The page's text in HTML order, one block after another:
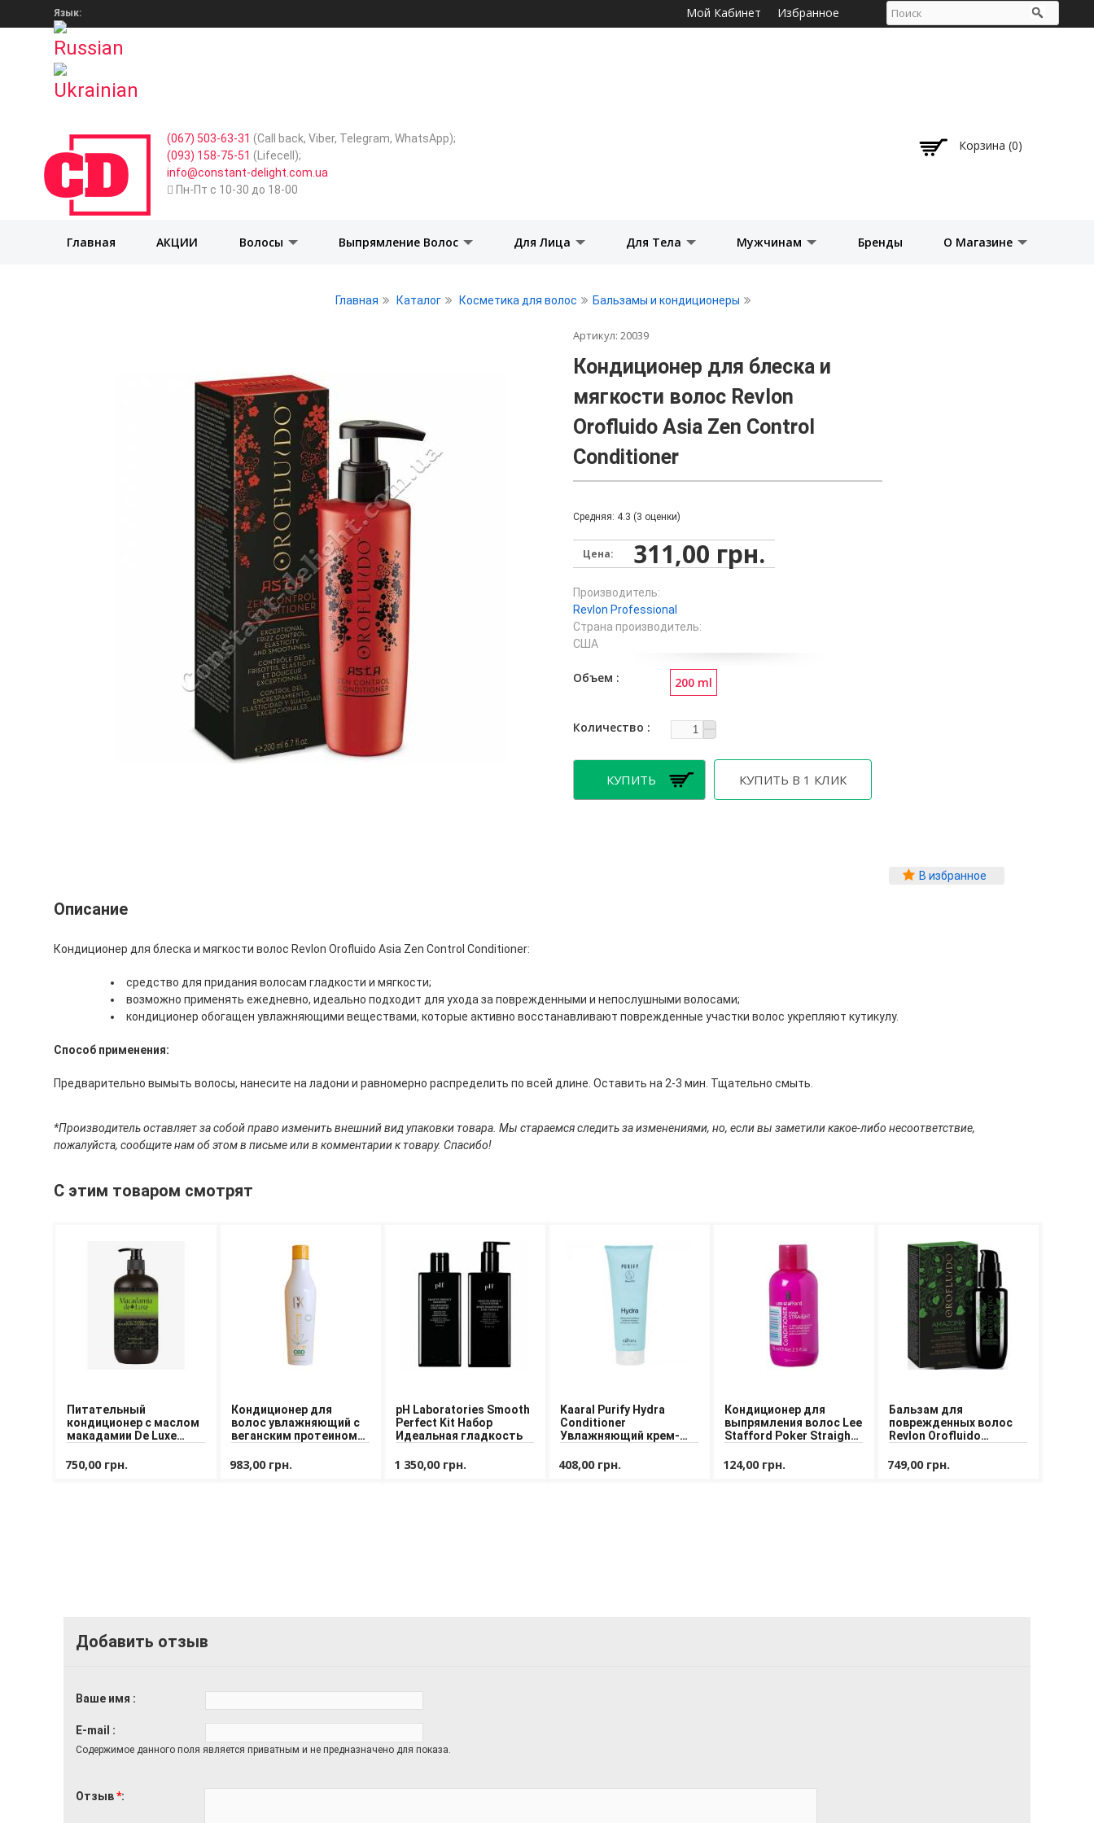
основному
Язык: Мой Кабинет Избранное
(067) 503-63-31 (Call back, Viber, Telegram, WhatsApp);
(093) 158-75-51 (Lifecell);
info@constant-delight.com.ua
Пн-Пт с 10-30 до 18-00
Корзина (0)
Главная АКЦИИ Волосы Выпрямление Волос Для Лица Для Тела Мужчинам Бренды О Магазине
Главная Каталог Косметика для волос Бальзамы и кондиционеры
Артикул:20039
Кондиционер для блеска и
мягкости волос Revlon
Orofluido Asia Zen Control
Conditioner
Средняя: 4.3 (3 оценки)
Цена: 311,00 грн.
Производитель:
Revlon Professional
Страна производитель:
США
Объем 200 ml
Количество
В избранное
Описание
Кондиционер для блеска и мягкости волос Revlon Orofluido Asia Zen Control Conditioner:
средство для придания волосам гладкости и мягкости;
возможно применять ежедневно, идеально подходит для ухода за поврежденными и непослушными волосами;
кондиционер обогащен увлажняющими веществами, которые активно восстанавливают поврежденные участки волос укрепляют кутикулу.
Способ применения:
Предварительно вымыть волосы, нанесите на ладони и равномерно распределить по всей длине. Оставить на 2-3 мин. Тщательно смыть.
*Производитель оставляет за собой право изменить внешний вид упаковки товара. Мы стараемся следить за изменениями, но, если вы заметили какое-либо несоответствие,
пожалуйста, сообщите нам об этом в письме или в комментарии к товару. Спасибо!
С этим товаром смотрят
Питательный
кондиционер с маслом
макадамии De Luxe
Conditioner
750,00 грн.
Кондиционер для
волос увлажняющий с
веганским протеином
Conditioner 240 ml
983,00 грн.
pH Laboratories Smooth
Perfect Kit Набор
Идеальная гладкость
1 350,00 грн.
Kaaral Purify Hydra
Conditioner
Увлажняющий крем-
408,00 грн.
Кондиционер для
выпрямления волос Lee
Stafford Poker Straight
124,00 грн.
Бальзам для
поврежденных волос
Revlon Orofluido
749,00 грн.
Добавить отзыв
Ваше имя
E-mail
Содержимое данного поля является приватным и не предназначено для показа.
Отзыв*